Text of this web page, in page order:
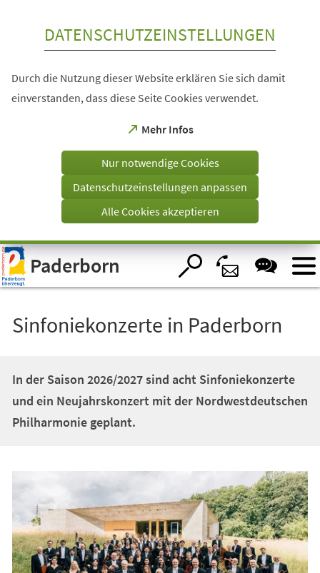
Visuelle
Assistenzsoftware
öffnen.
DATENSCHUTZEINSTELLUNGEN
Durch die Nutzung dieser Website erklären Sie sich damit
einverstanden, dass diese Seite Cookies verwendet.
Mehr Infos
(Öffnet
einem
Tab)
Nur notwendige Cookies
Datenschutzeinstellungen anpassen
Alle Cookies akzeptieren
Paderborn
Sinfoniekonzerte in Paderborn
In der Saison 2026/2027 sind acht Sinfoniekonzerte
und ein Neujahrskonzert mit der Nordwestdeutschen
Philharmonie geplant.